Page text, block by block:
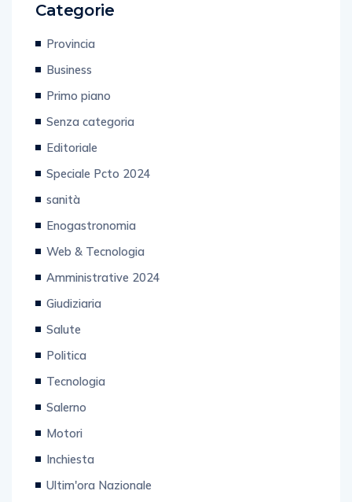
Categorie
Provincia
Business
Primo piano
Senza categoria
Editoriale
Speciale Pcto 2024
sanità
Enogastronomia
Web & Tecnologia
Amministrative 2024
Giudiziaria
Salute
Politica
Tecnologia
Salerno
Motori
Inchiesta
Ultim'ora Nazionale